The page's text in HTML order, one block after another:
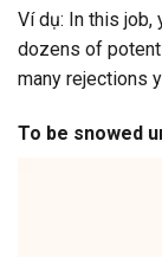
Ví dụ: In this job,
dozens of
many rejections
To be snowed